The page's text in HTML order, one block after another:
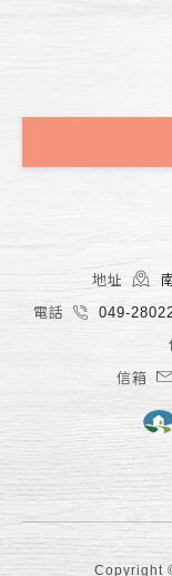
地址
電話
049-
信箱
Copyright